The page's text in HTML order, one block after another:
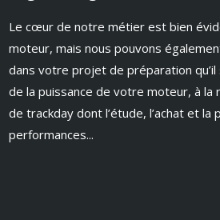
Le cœur de notre métier est bien
moteur, mais nous pouvons
dans votre projet de préparation qu’il
de la puissance de votre moteur, à la
de trackday dont l’étude, l’achat et la
performances...